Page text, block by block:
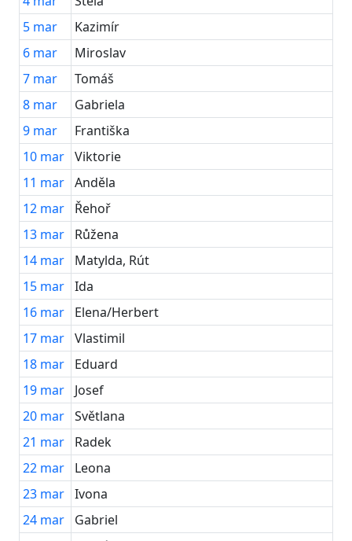
5 mar
Kazimír
6 mar
Miroslav
7 mar
Tomáš
8 mar
Gabriela
9 mar
Františka
10 mar Viktorie
11 mar Anděla
12 mar
Řehoř
13 mar
Růžena
14 mar
Matylda, Rút
15 mar Ida
16 mar
Elena/Herbert
17 mar Vlastimil
18 mar
Eduard
19 mar
Josef
20 mar Světlana
21 mar
Radek
22 mar
Leona
23 mar Ivona
24 mar
Gabriel